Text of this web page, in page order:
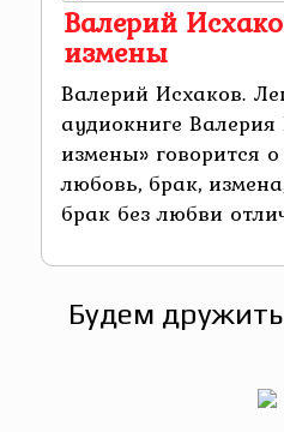
Валерий
измены
Валерий Исхаков.
аудиокниге
измены» говорится
любовь, брак,
брак без любви
Будем